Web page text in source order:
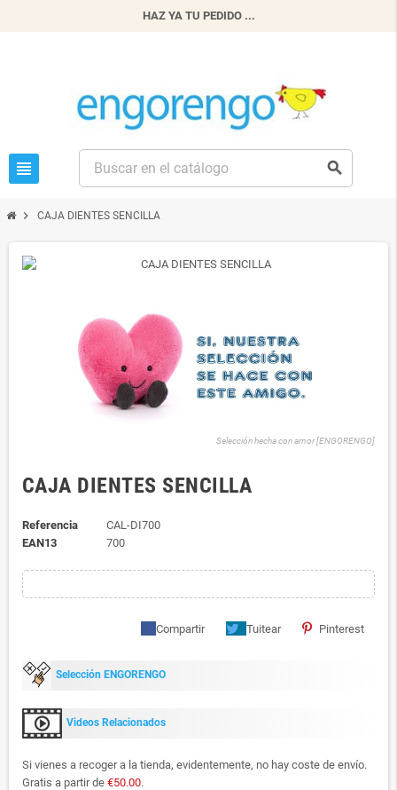
HAZ YA TU PEDIDO ...
view_headline search
chevron_right CAJA DIENTES SENCILLA
Selección hecha con amor [ENGORENGO]
CAJA DIENTES SENCILLA
Referencia
CAL-DI700
EAN13
700
Compartir Tuitear Pinterest
Selección ENGORENGO
Videos Relacionados
Si vienes a recoger a la tienda, evidentemente, no hay coste de envío.
Gratis a partir de €50.00.